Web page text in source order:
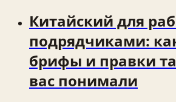
Китайский для
подрядчиками:
брифы и правки
вас понимали